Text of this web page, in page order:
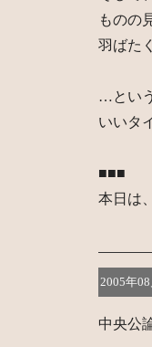
ものの
羽ばた
…とい
いいタ
■■■
本日は
2005年
中央公